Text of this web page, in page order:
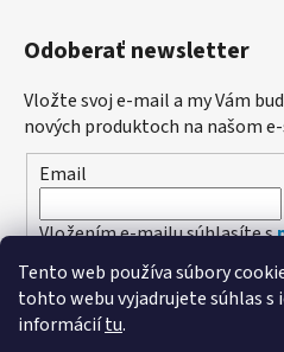
Tento web používa súbory
tohto webu vyjadrujete súhlas s
informáciítu.
Odoberať newsletter
Vložte svoj e-mail a my Vám
nových produktoch na našom
Email
Vložením e-mailu súhlasíte s
osobných údajov
PRIHLÁSIŤ SA